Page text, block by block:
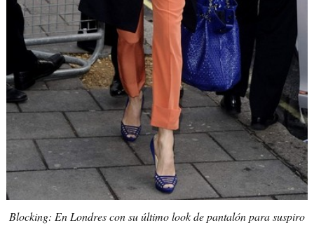
Blocking: En Londres con su último look de pantalón parasuspiro